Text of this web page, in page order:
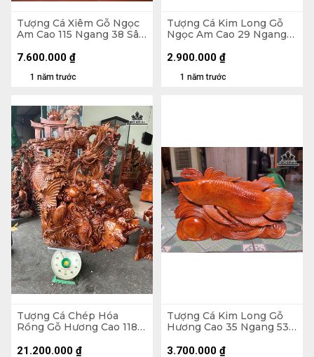
Tượng Cá Xiêm Gỗ Ngọc
Am Cao 115 Ngang 38 Sâu
1 năm trước
7.600.000 ₫
Tượng Cá Kim Long Gỗ
Ngọc Am Cao 29 Ngang
1 năm trước
2.900.000 ₫
Tượng Cá Chép Hóa
Rồng Gỗ Hương Cao 118
21.200.000 ₫
Tượng Cá Kim Long Gỗ
Hương Cao 35 Ngang 53
3.700.000 ₫